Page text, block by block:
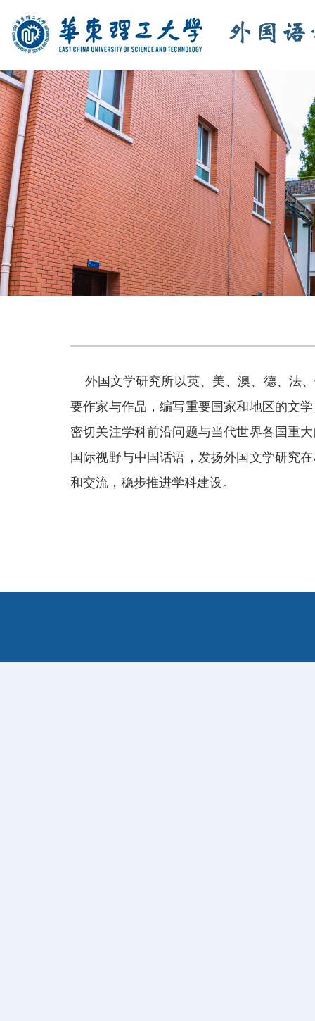
外国文学研究所以英、美、澳、德、法
要作家与作品，编写重要国家和地区的文
密切关注学科前沿问题与当代世界各国重
国际视野与中国话语，发扬外国文学研究
和交流，稳步推进学科建设。